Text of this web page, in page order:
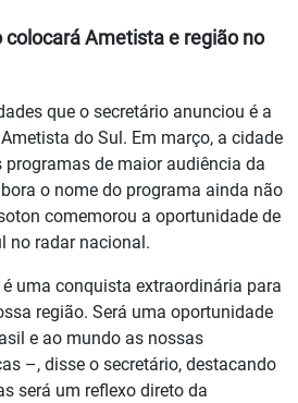
colocará Ametista e região no
que o secretário anunciou é a
do Sul. Em março, a cidade
programas de maior audiência da
o nome do programa ainda não
comemorou a oportunidade de
no radar nacional.
uma conquista extraordinária para
região. Será uma oportunidade
e ao mundo as nossas
–, disse o secretário, destacando
será um reflexo direto da